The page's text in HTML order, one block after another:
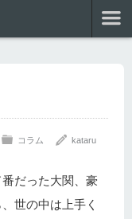
コラム kataru
だった大関、豪
世の中は上手く